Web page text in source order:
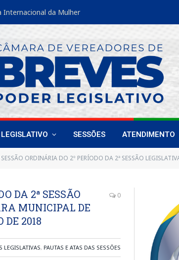
Internacional da Mulher
SESSÕES ATENDIMENTO
ORDINÁRIA DO 2º PERÍODO DA 2ª SESSÃO LEGISLATIVA DA 18ª LEGISLATURA DA CÂMARA
DA 2ª SESSÃO
MUNICIPAL DE
DE 2018
0
LEGISLATIVAS, PAUTAS E ATAS DAS SESSÕES